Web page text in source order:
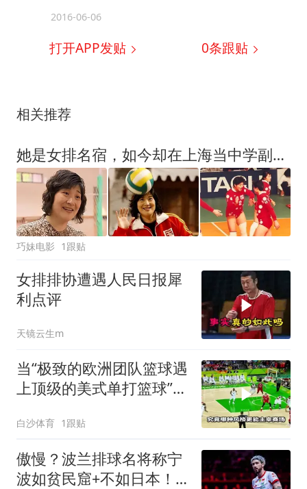
2016-06-06
打开APP发贴 0条跟贴
相关推荐
她是女排名宿，如今却在上海当中学副校长，徒弟已是男排顶级主攻
巧妹电影 1跟贴
女排排协遭遇人民日报犀
利点评
天镜云生m
当“极致的欧洲团队篮球遇
上顶级的美式单打篮球”谁
白沙体育 1跟贴
傲慢？波兰排球名将称宁
波如贫民窟+不如日本！